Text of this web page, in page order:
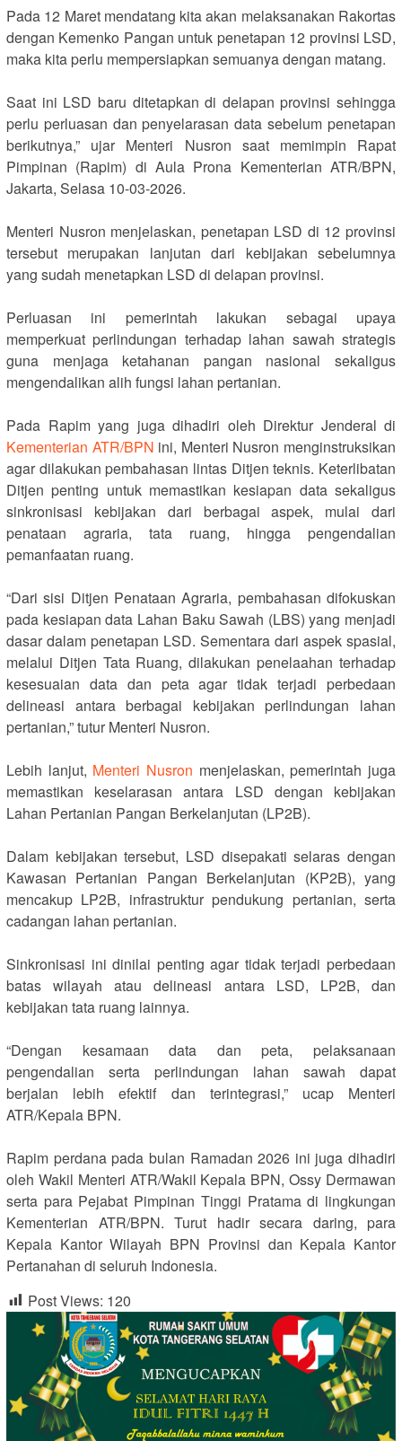
‎Pada 12 Maret mendatang kita akan melaksanakan Rakortas
dengan Kemenko Pangan untuk penetapan 12 provinsi LSD,
maka kita perlu mempersiapkan semuanya dengan matang.
‎Saat ini LSD baru ditetapkan di delapan provinsi sehingga
perlu perluasan dan penyelarasan data sebelum penetapan
berikutnya,” ujar Menteri Nusron saat memimpin Rapat
Pimpinan (Rapim) di Aula Prona Kementerian ATR/BPN,
Jakarta, Selasa 10-03-2026.
‎Menteri Nusron menjelaskan, penetapan LSD di 12 provinsi
tersebut merupakan lanjutan dari kebijakan sebelumnya
yang sudah menetapkan LSD di delapan provinsi.
‎Perluasan ini pemerintah lakukan sebagai upaya
memperkuat perlindungan terhadap lahan sawah strategis
guna menjaga ketahanan pangan nasional sekaligus
mengendalikan alih fungsi lahan pertanian.
‎Pada Rapim yang juga dihadiri oleh Direktur Jenderal di
Kementerian ATR/BPN ini, Menteri Nusron menginstruksikan
agar dilakukan pembahasan lintas Ditjen teknis. Keterlibatan
Ditjen penting untuk memastikan kesiapan data sekaligus
sinkronisasi kebijakan dari berbagai aspek, mulai dari
penataan agraria, tata ruang, hingga pengendalian
pemanfaatan ruang.
‎“Dari sisi Ditjen Penataan Agraria, pembahasan difokuskan
pada kesiapan data Lahan Baku Sawah (LBS) yang menjadi
dasar dalam penetapan LSD. Sementara dari aspek spasial,
melalui Ditjen Tata Ruang, dilakukan penelaahan terhadap
kesesuaian data dan peta agar tidak terjadi perbedaan
delineasi antara berbagai kebijakan perlindungan lahan
pertanian,” tutur Menteri Nusron.
‎Lebih lanjut, Menteri Nusron menjelaskan, pemerintah juga
memastikan keselarasan antara LSD dengan kebijakan
Lahan Pertanian Pangan Berkelanjutan (LP2B).
‎Dalam kebijakan tersebut, LSD disepakati selaras dengan
Kawasan Pertanian Pangan Berkelanjutan (KP2B), yang
mencakup LP2B, infrastruktur pendukung pertanian, serta
cadangan lahan pertanian.
‎Sinkronisasi ini dinilai penting agar tidak terjadi perbedaan
batas wilayah atau delineasi antara LSD, LP2B, dan
kebijakan tata ruang lainnya.
‎“Dengan kesamaan data dan peta, pelaksanaan
pengendalian serta perlindungan lahan sawah dapat
berjalan lebih efektif dan terintegrasi,” ucap Menteri
ATR/Kepala BPN.
‎Rapim perdana pada bulan Ramadan 2026 ini juga dihadiri
oleh Wakil Menteri ATR/Wakil Kepala BPN, Ossy Dermawan
serta para Pejabat Pimpinan Tinggi Pratama di lingkungan
Kementerian ATR/BPN. Turut hadir secara daring, para
Kepala Kantor Wilayah BPN Provinsi dan Kepala Kantor
Pertanahan di seluruh Indonesia.
Post Views: 120